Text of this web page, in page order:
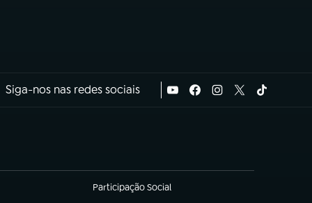
Siga-nos nas redes sociais
Participação Social
(abre em nova aba)